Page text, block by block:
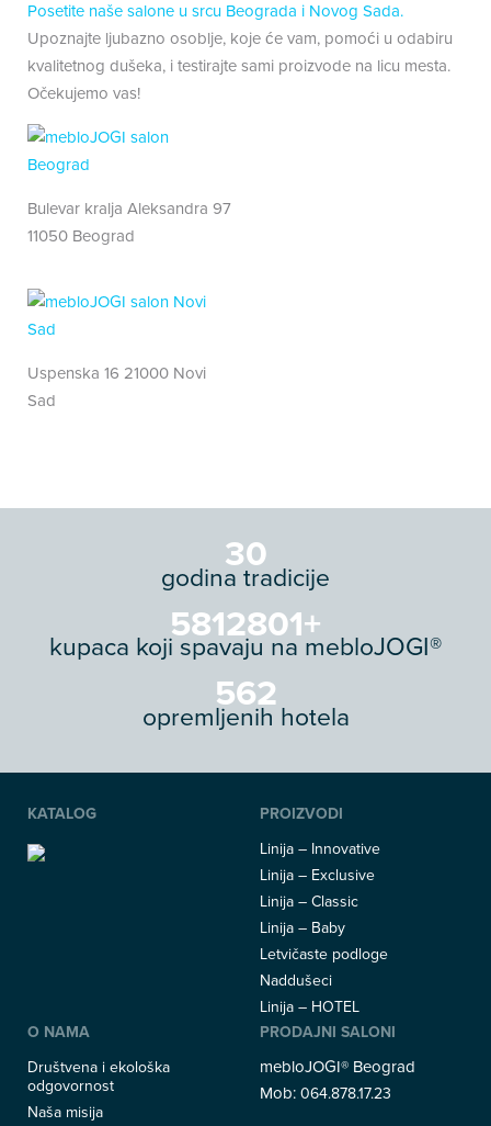
Posetite naše salone u srcu Beograda i Novog Sada.
Upoznajte ljubazno osoblje, koje će vam, pomoći u odabiru
kvalitetnog dušeka, i testirajte sami proizvode na licu mesta.
Očekujemo vas!
Bulevar kralja Aleksandra 97
11050 Beograd
Uspenska 16 21000 Novi
Sad
34
godina tradicije
6652801+
kupaca koji spavaju na mebloJOGI®
644
opremljenih hotela
KATALOG
PROIZVODI
Linija – Innovative
Linija – Exclusive
Linija – Classic
Linija – Baby
Letvičaste podloge
Naddušeci
Linija – HOTEL
O NAMA
Društvena i ekološka
odgovornost
Naša misija
PRODAJNI SALONI
mebloJOGI® Beograd
Mob: 064.878.17.23